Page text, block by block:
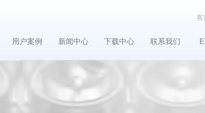
用户案例 新闻中心 下载中心 联系我们
客